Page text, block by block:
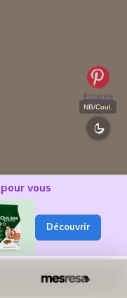
Pinterest
NB/Coul.
vous
Découvrir